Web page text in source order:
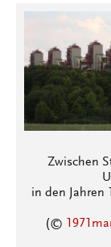
Zwischen
in den Jahren
(©